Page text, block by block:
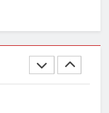
अमर शहीद ठाकुर
करने की मांग तेज